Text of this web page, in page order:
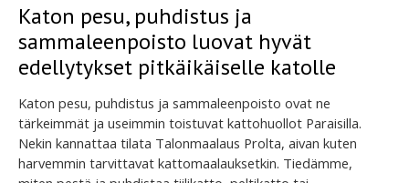
Katon pesu, puhdistus ja
sammaleenpoisto luovat hyvät
edellytykset pitkäikäiselle katolle
Katon pesu, puhdistus ja sammaleenpoisto ovat ne
tärkeimmät ja useimmin toistuvat kattohuollot Paraisilla.
Nekin kannattaa tilata Talonmaalaus Prolta, aivan kuten
harvemmin tarvittavat kattomaalauksetkin. Tiedämme,